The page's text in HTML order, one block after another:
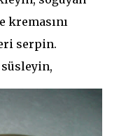
kremasını
serpin.